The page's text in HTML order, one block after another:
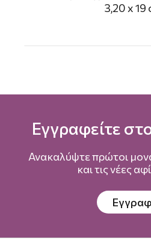
3,20 x 19
Εγγραφείτε
Ανακαλύψτε πρώτοι
και τις νέες